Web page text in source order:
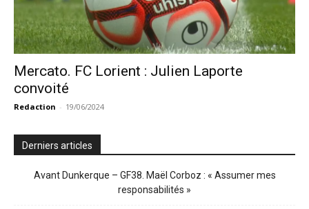
Mercato. FC Lorient : Julien Laporte
convoité
Redaction - 19/06/2024
Derniers articles
Avant Dunkerque – GF38. Maël Corboz : « Assumer mes
responsabilités »